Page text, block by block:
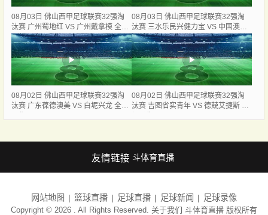
08月03日 佛山西甲足球联赛32强淘
汰赛 广州蜀地红 VS 广州戴拿模 全场
录像
08月03日 佛山西甲足球联赛32强淘
汰赛 三水乐民兴健力宝 VS 中国澳门
澳科精英 全场录像
08月02日 佛山西甲足球联赛32强淘
汰赛 广东葆德澳美 VS 白坭兴龙 全场
08月02日 佛山西甲足球联赛32强淘
汰赛 吉图省实青年 VS 德兢艾捷斯 全
友情链接 斗体育直播
网站地图 篮球直播 足球直播 足球新闻 足球录像
Copyright © 2026 . All Rights Reserved. 关于我们 斗体育直播 版权所有